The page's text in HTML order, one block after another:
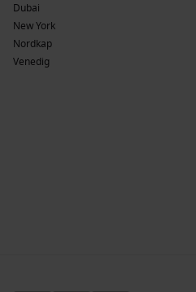
Dubai
New York
Nordkap
Venedig